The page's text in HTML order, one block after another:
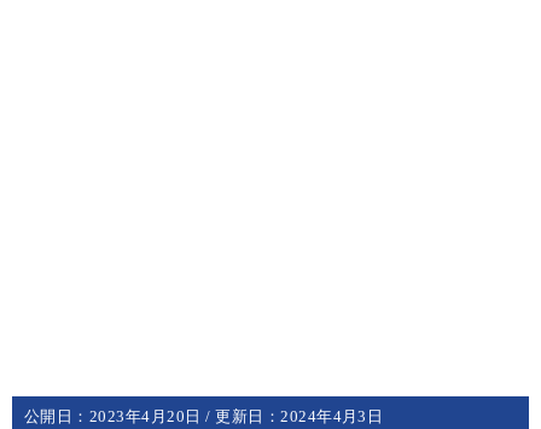
公開日： 2023年4月20日 / 更新日：2024年4月3日